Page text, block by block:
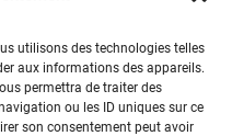
utilisons des technologies telles
aux informations des appareils.
permettra de traiter des
ou les ID uniques sur ce
son consentement peut avoir
APE : 9412Z TVA intra-